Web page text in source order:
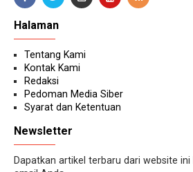
Halaman
Tentang Kami
Kontak Kami
Redaksi
Pedoman Media Siber
Syarat dan Ketentuan
Newsletter
Dapatkan artikel terbaru dari website